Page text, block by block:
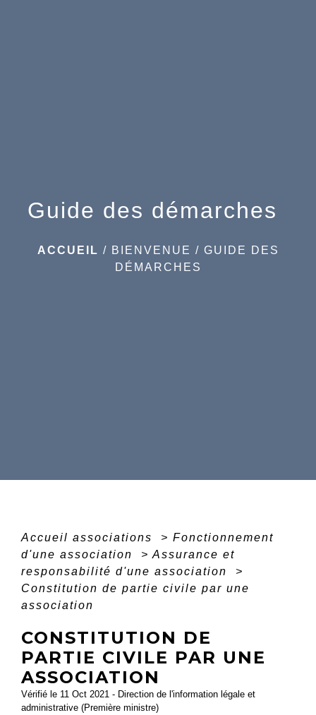
Guide des démarches
ACCUEIL / BIENVENUE / GUIDE DES
DÉMARCHES
Accueil associations > Fonctionnement
d'une association
> Assurance et
responsabilité d'une association
>
Constitution de partie civile par une
association
CONSTITUTION DE
PARTIE CIVILE PAR UNE
ASSOCIATION
Vérifié le 11 Oct 2021 - Direction de l'information légale et
administrative (Première ministre)